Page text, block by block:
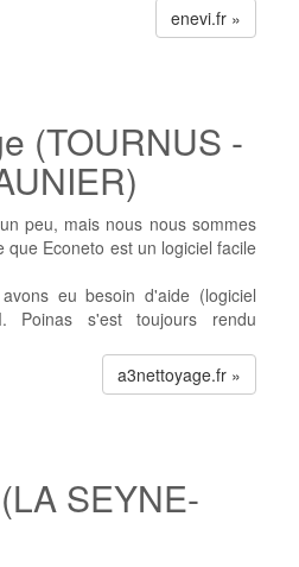
enevi.fr »
(TOURNUS -
peu, mais nous nous sommes
que Econeto est un logiciel facile
eu besoin d'aide (logiciel
Poinas s'est toujours rendu
a3nettoyage.fr »
SEYNE-